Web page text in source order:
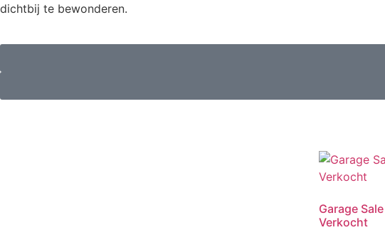
dichtbij te bewonderen.
Garage
Verkocht